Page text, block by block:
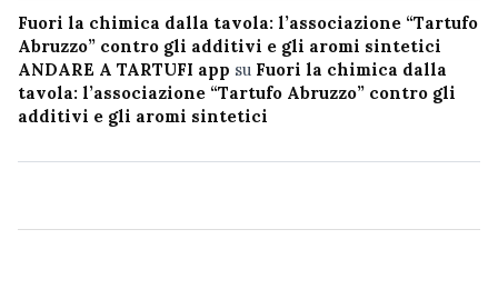
Fuori la chimica dalla tavola: l’associazione “Tartufo
Abruzzo” contro gli additivi e gli aromi sintetici
ANDARE A TARTUFI app su Fuori la chimica dalla
tavola: l’associazione “Tartufo Abruzzo” contro gli
additivi e gli aromi sintetici